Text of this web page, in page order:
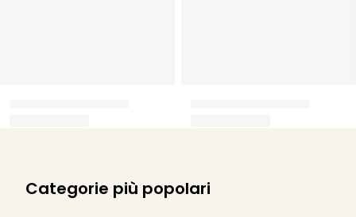
Categorie più popolari